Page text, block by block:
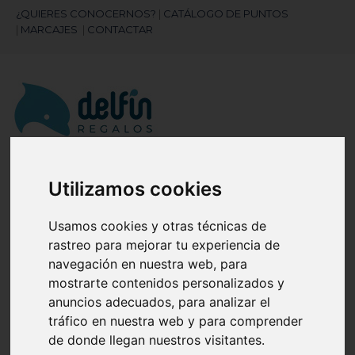
Utilizamos cookies
Usamos cookies y otras técnicas de
rastreo para mejorar tu experiencia de
navegación en nuestra web, para
mostrarte contenidos personalizados y
anuncios adecuados, para analizar el
tráfico en nuestra web y para comprender
de donde llegan nuestros visitantes.
¿QUIERES CONOCERNOS?
CATÁLOGO DE PUNTOS
MARCAJES CONTACTAR
¿Necesitas ayuda?
Navegación
palanca
Artículos
search